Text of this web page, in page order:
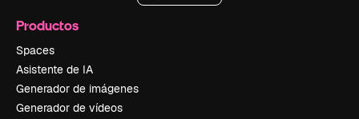
Productos
Spaces
Asistente de IA
Generador de imágenes
Generador de vídeos